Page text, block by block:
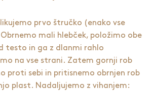
prvo štručko (enako vse
mali hlebček, položimo obe
testo in ga z dlanmi rahlo
na vse strani. Zatem gornji rob
proti sebi in pritisnemo obrnjen rob
plast. Nadaljujemo z vihanjem: